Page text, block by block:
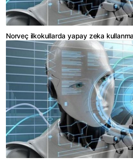
Norveç ilkokullarda yapay zeka